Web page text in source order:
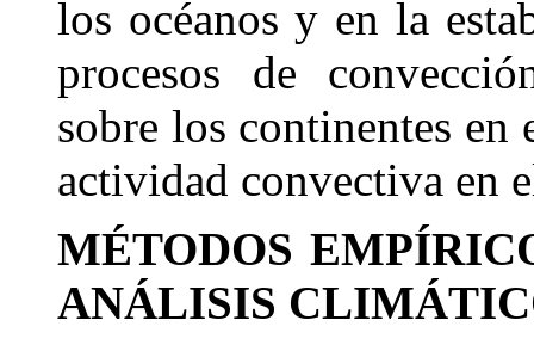
los océanos y en la
procesos de
sobre los continentes
actividad convectiva en
MÉTODOS
ANÁLISIS